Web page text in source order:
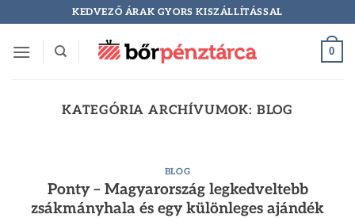
to
content
KEDVEZŐ ÁRAK GYORS KISZÁLLÍTÁSSAL
0
KATEGÓRIA ARCHÍVUMOK: BLOG
BLOG
Ponty – Magyarország legkedveltebb
zsákmányhala és egy különleges ajándék